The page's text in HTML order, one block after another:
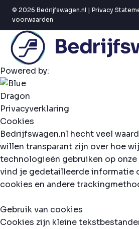
© 2026 Bedrijfswagen.nl | Privacy
voorwaarden
Powered by:
Privacyverklaring
Cookies
Bedrijfswagen.nl hecht veel
willen transparant zijn over hoe
technologieën gebruiken op
vind je gedetailleerde informatie
cookies en andere
Gebruik van cookies
Cookies zijn kleine